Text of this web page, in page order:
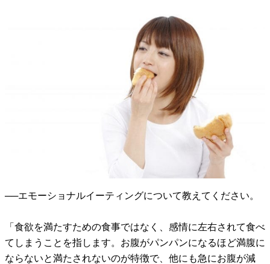
──エモーショナルイーティングについて教えてください。
「食欲を満たすための食事ではなく、感情に左右されて食べ
てしまうことを指します。お腹がパンパンになるほど満腹に
ならないと満たされないのが特徴で、他にも急にお腹が減